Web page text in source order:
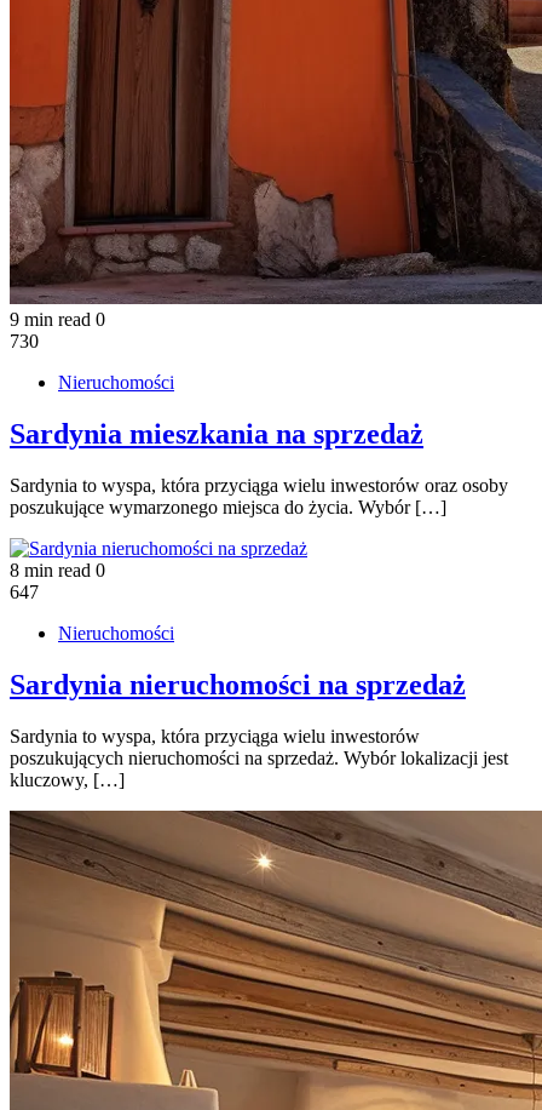
9 min read 0
730
Nieruchomości
Sardynia mieszkania na sprzedaż
Sardynia to wyspa, która przyciąga wielu inwestorów oraz osoby
poszukujące wymarzonego miejsca do życia. Wybór […]
8 min read 0
647
Nieruchomości
Sardynia nieruchomości na sprzedaż
Sardynia to wyspa, która przyciąga wielu inwestorów
poszukujących nieruchomości na sprzedaż. Wybór lokalizacji jest
kluczowy, […]